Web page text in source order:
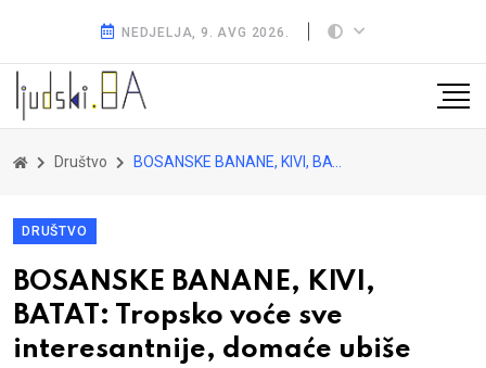
NEDJELJA, 9. AVG 2026.
Društvo BOSANSKE BANANE, KIVI, BATAT: Tropsko voće sve interesantnije, domaće ubiše nepogode
DRUŠTVO
BOSANSKE BANANE, KIVI,
BATAT: Tropsko voće sve
interesantnije, domaće ubiše